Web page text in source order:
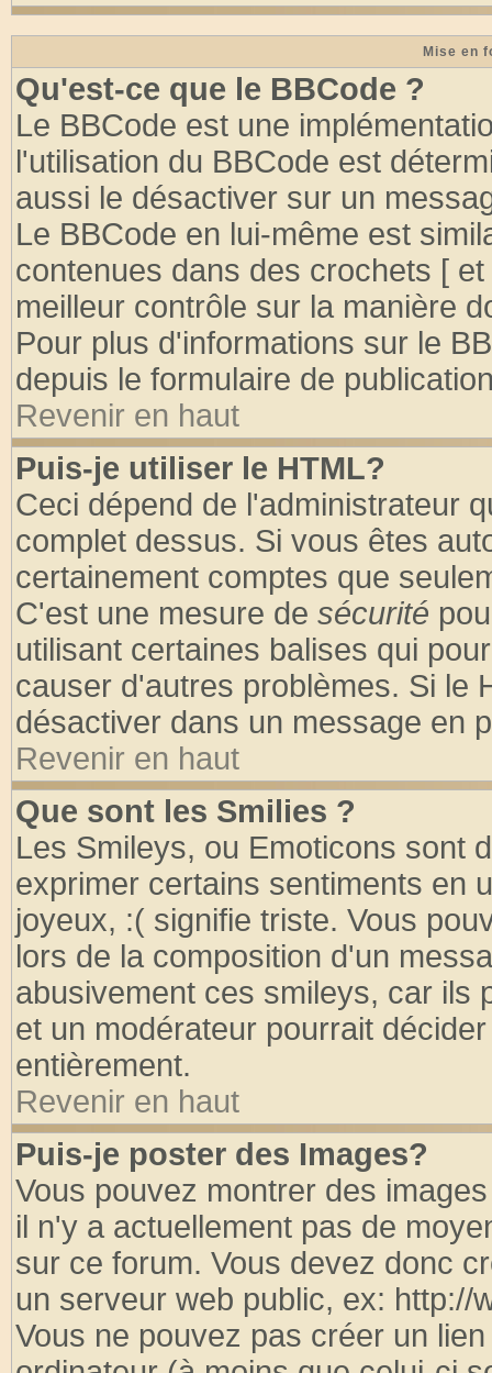
Mise en
Qu'est-ce que le BBCode ?
Le BBCode est une
l'utilisation du BBCode est
aussi le désactiver sur un
Le BBCode en lui-même est
contenues dans des crochets [
meilleur contrôle sur la manière
Pour plus d'informations sur le
depuis le formulaire de
Revenir en haut
Puis-je utiliser le HTML?
Ceci dépend de l'administrateur
complet dessus. Si vous êtes
certainement comptes que
C'est une mesure de sécurité
utilisant certaines balises qui
causer d'autres problèmes. Si le
désactiver dans un message en
Revenir en haut
Que sont les Smilies ?
Les Smileys, ou Emoticons sont
exprimer certains sentiments en
joyeux, :( signifie triste. Vous
lors de la composition d'un
abusivement ces smileys, car ils
et un modérateur pourrait
entièrement.
Revenir en haut
Puis-je poster des Images?
Vous pouvez montrer des
il n'y a actuellement pas de
sur ce forum. Vous devez donc
un serveur web public, ex: http://
Vous ne pouvez pas créer un